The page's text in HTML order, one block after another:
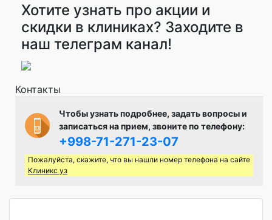
Хотите узнать про акции и
скидки в клиниках? Заходите в
наш телеграм канал!
Контакты
Чтобы узнать подробнее, задать вопросы и
записаться на прием, звоните по телефону:
+998-71-271-23-07
Пожалуйста, скажите, что вы нашли номер телефона на сайте
Клиникс уз